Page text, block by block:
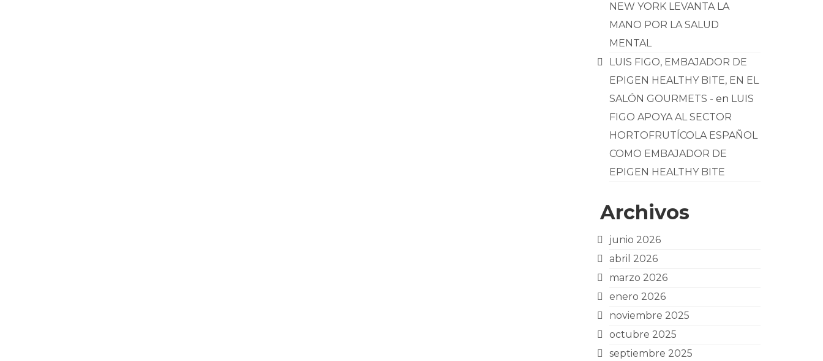
NEW YORK LEVANTA LA
MANO POR LA SALUD
MENTAL
LUIS FIGO, EMBAJADOR DE
EPIGEN HEALTHY BITE, EN EL
SALÓN GOURMETS - en LUIS
FIGO APOYA AL SECTOR
HORTOFRUTÍCOLA ESPAÑOL
COMO EMBAJADOR DE
EPIGEN HEALTHY BITE
Archivos
junio 2026
abril 2026
marzo 2026
enero 2026
noviembre 2025
octubre 2025
septiembre 2025